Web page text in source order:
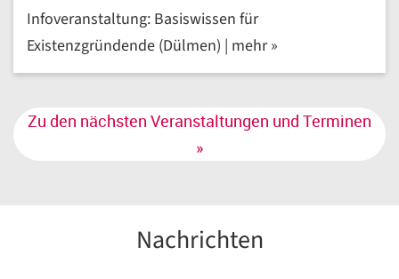
Infoveranstaltung: Basiswissen für
Existenzgründende (Dülmen) | mehr »
Zu den nächsten Veranstaltungen und Terminen
»
Nachrichten